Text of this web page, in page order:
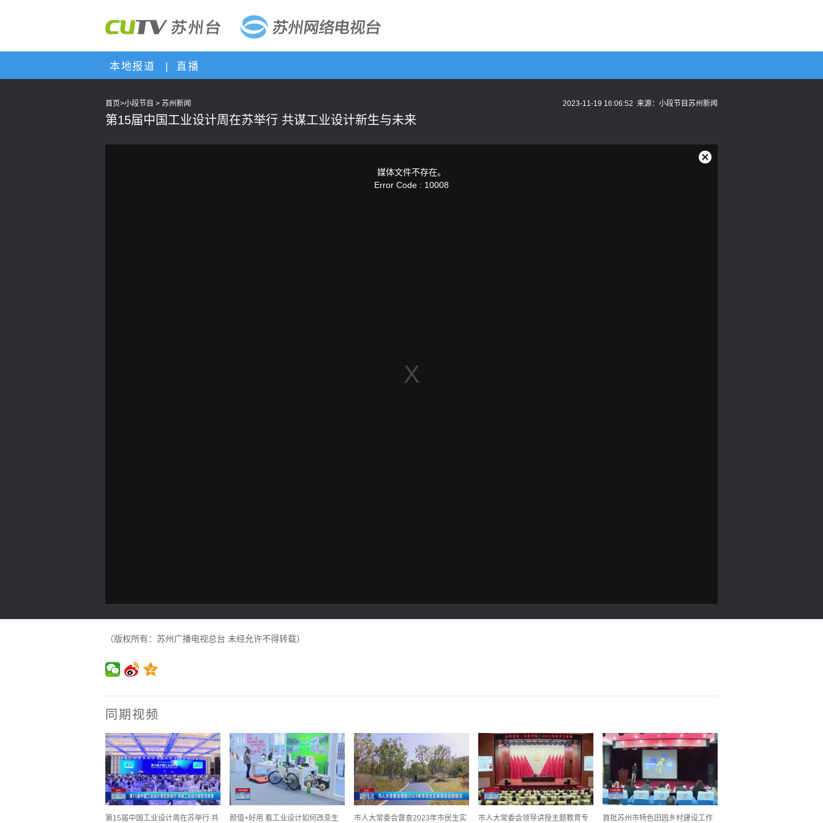
本地报道 | 直播
首页>小段节目 > 苏州新闻 2023-11-19 16:06:52 来源： 小段节目苏州新闻
第15届中国工业设计周在苏举行 共谋工业设计新生与未来
媒体文件不存在。
Error Code : 10008
关
（版权所有：苏州广播电视总台 未经允许不得转载）
同期视频
第15届中国工业设计周在苏举行 共 颜值+好用 看工业设计如何改变生 市人大常委会督查2023年市民生实 市人大常委会领导讲授主题教育专 首批苏州市特色田园乡村建设工作